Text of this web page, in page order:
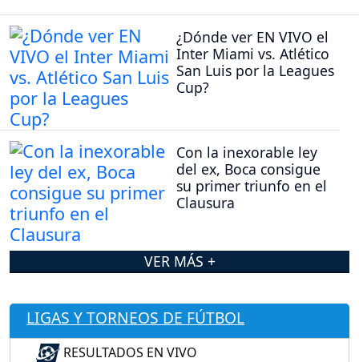
¿Dónde ver EN VIVO el
Inter Miami vs. Atlético
San Luis por la Leagues
Cup?
Con la inexorable ley
del ex, Boca consigue
su primer triunfo en el
Clausura
VER MÁS +
LIGAS Y TORNEOS DE FÚTBOL
RESULTADOS EN VIVO